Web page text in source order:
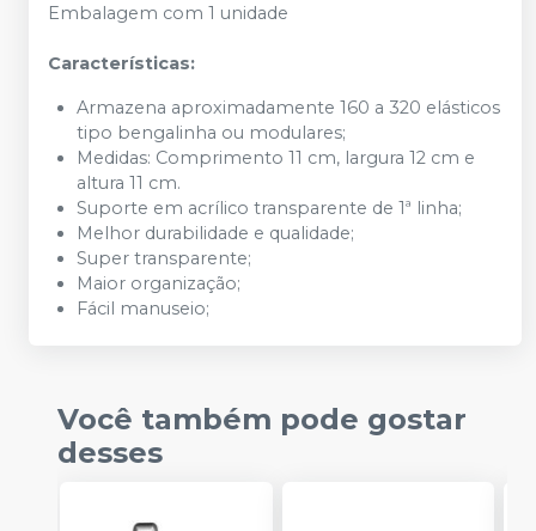
Embalagem com 1 unidade
Características:
Armazena aproximadamente 160 a 320 elásticos
tipo bengalinha ou modulares;
Medidas: Comprimento 11 cm, largura 12 cm e
altura 11 cm.
Suporte em acrílico transparente de 1ª linha;
Melhor durabilidade e qualidade;
Super transparente;
Maior organização;
Fácil manuseio;
Você também pode gostar
desses